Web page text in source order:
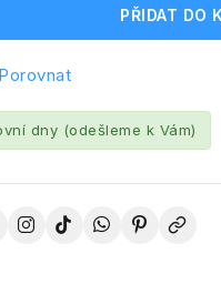
PŘIDAT DO
Porovnat
dny (odešleme k Vám)